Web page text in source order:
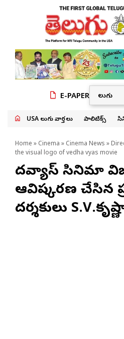
E-PAPER
USA తెలుగు వార్తలు పాలిటిక్స్
Home » Cinema » Cinema News »
the visual logo of vedha vyas movie
వేదవ్యాస్ సినిమా
ఆవిష్కరణ చేసిన
దర్శకులు